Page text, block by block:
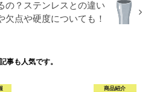
の？ステンレスとの違い
欠点や硬度についても！
事も人気です。
商品紹介